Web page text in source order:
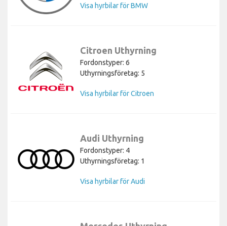
Visa hyrbilar för BMW
Citroen Uthyrning
Fordonstyper: 6
Uthyrningsföretag: 5
Visa hyrbilar för Citroen
Audi Uthyrning
Fordonstyper: 4
Uthyrningsföretag: 1
Visa hyrbilar för Audi